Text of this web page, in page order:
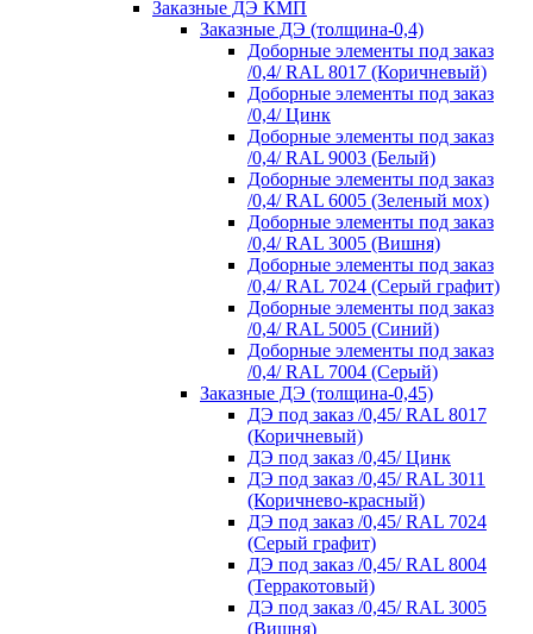
Заказные ДЭ КМП
Заказные ДЭ (толщина-0,4)
Доборные элементы под заказ
/0,4/ RAL 8017 (Коричневый)
Доборные элементы под заказ
/0,4/ Цинк
Доборные элементы под заказ
/0,4/ RAL 9003 (Белый)
Доборные элементы под заказ
/0,4/ RAL 6005 (Зеленый мох)
Доборные элементы под заказ
/0,4/ RAL 3005 (Вишня)
Доборные элементы под заказ
/0,4/ RAL 7024 (Серый графит)
Доборные элементы под заказ
/0,4/ RAL 5005 (Синий)
Доборные элементы под заказ
/0,4/ RAL 7004 (Серый)
Заказные ДЭ (толщина-0,45)
ДЭ под заказ /0,45/ RAL 8017
(Коричневый)
ДЭ под заказ /0,45/ Цинк
ДЭ под заказ /0,45/ RAL 3011
(Коричнево-красный)
ДЭ под заказ /0,45/ RAL 7024
(Серый графит)
ДЭ под заказ /0,45/ RAL 8004
(Терракотовый)
ДЭ под заказ /0,45/ RAL 3005
(Вишня)